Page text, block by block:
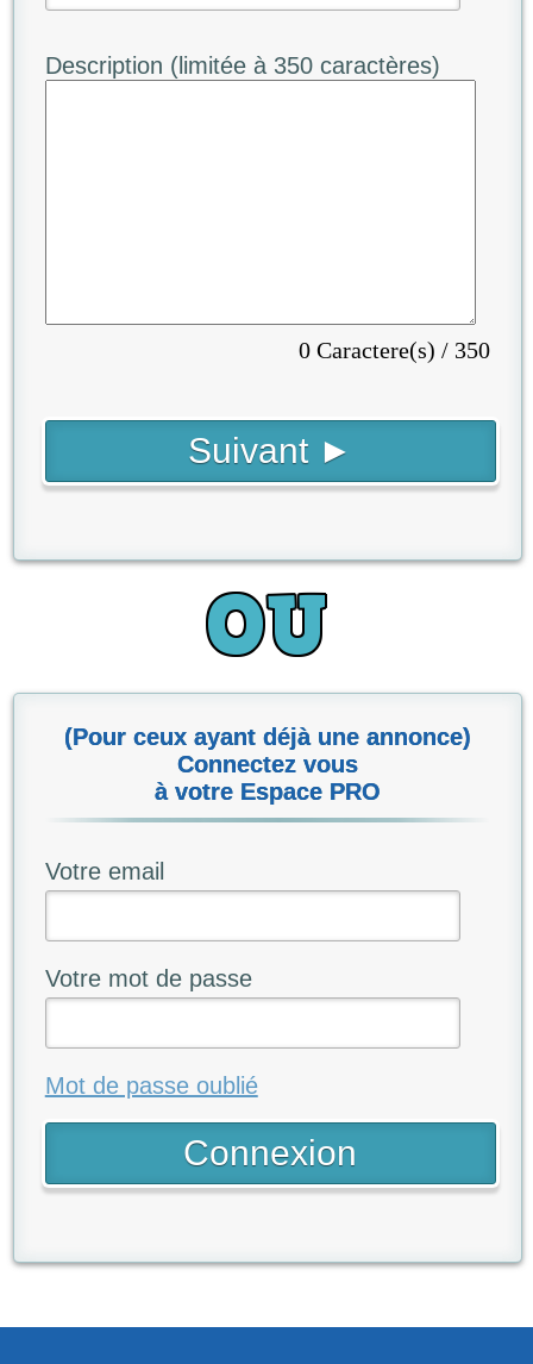
Description (limitée à 350 caractères)
0 Caractere(s) / 350
(Pour ceux ayant déjà une annonce)
Connectez vous
à votre Espace PRO
Votre email
Votre mot de passe
Mot de passe oublié